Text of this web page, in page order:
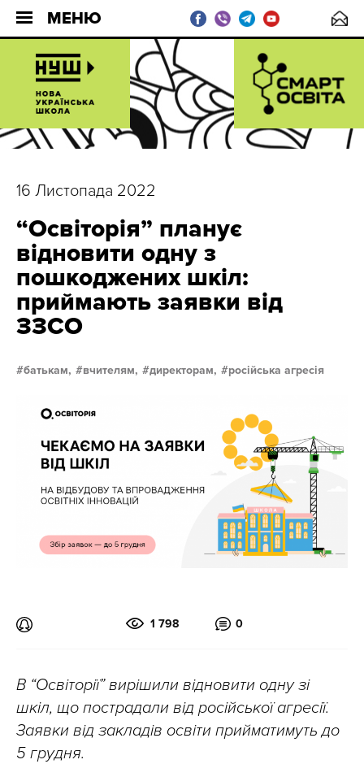
МЕНЮ
16 Листопада 2022
“Освіторія” планує
відновити одну з
пошкоджених шкіл:
приймають заявки від
ЗЗСО
батькам, вчителям, директорам, російська агресія
1 798 0
В “Освіторії” вирішили відновити одну зі
шкіл, що пострадали від російської агресії.
Заявки від закладів освіти прийматимуть до
5 грудня.